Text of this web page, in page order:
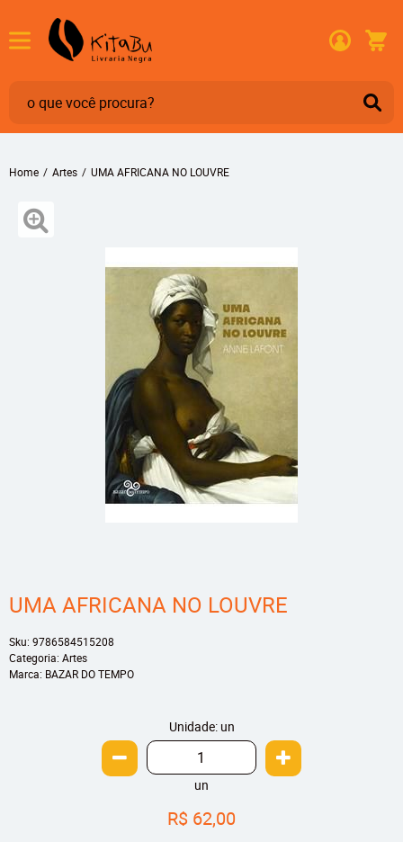
Home Artes UMA AFRICANA NO LOUVRE
UMA AFRICANA NO LOUVRE
Sku: 9786584515208
Categoria: Artes
Marca: BAZAR DO TEMPO
Unidade: un
un
R$ 62,00